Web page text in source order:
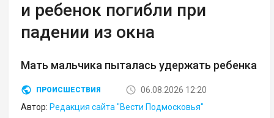
и ребенок погибли при
падении из окна
Мать мальчика пыталась удержать ребенка
ПРОИСШЕСТВИЯ
06.08.2026 12:20
Автор:Редакция сайта "Вести Подмосковья"